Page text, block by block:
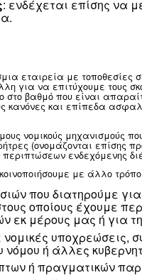
(δηλ.
να
των
από τη
του νόμου, όπως
ή την επιβολή
Στις
παροχή νομικών
μας με
για την
εξαγορές:τα
κ.λπ.
: ενδέχεται